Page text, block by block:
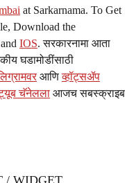
at Sarkarnama. To Get
Download the
and IOS. सरकारनामा आता
घडामोडींसाठी
आणिव्हॉट्सॲप
चॅनेलला आजच सबस्क्राइब
/ WIDGET